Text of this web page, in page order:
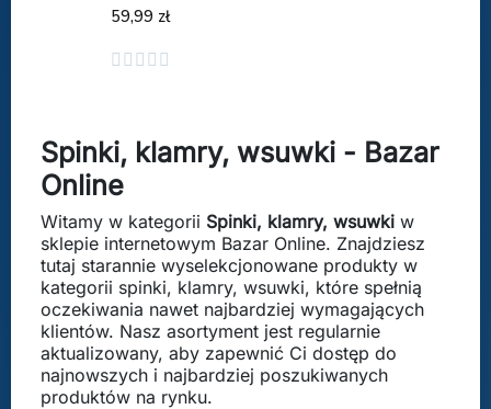
59,99 zł
    
Dodaj do koszyka
Spinki, klamry, wsuwki - Bazar
Online
Witamy w kategorii Spinki, klamry, wsuwki w
sklepie internetowym Bazar Online. Znajdziesz
tutaj starannie wyselekcjonowane produkty w
kategorii spinki, klamry, wsuwki, które spełnią
oczekiwania nawet najbardziej wymagających
klientów. Nasz asortyment jest regularnie
aktualizowany, aby zapewnić Ci dostęp do
najnowszych i najbardziej poszukiwanych
produktów na rynku.